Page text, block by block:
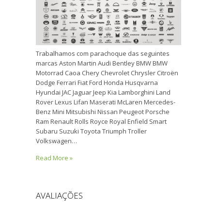
Trabalhamos com parachoque das seguintes
marcas Aston Martin Audi Bentley BMW BMW
Motorrad Caoa Chery Chevrolet Chrysler Citroën
Dodge Ferrari Fiat Ford Honda Husqvarna
Hyundai JAC Jaguar Jeep Kia Lamborghini Land
Rover Lexus Lifan Maserati McLaren Mercedes-
Benz Mini Mitsubishi Nissan Peugeot Porsche
Ram Renault Rolls Royce Royal Enfield Smart
Subaru Suzuki Toyota Triumph Troller
Volkswagen…
Read More »
AVALIAÇÕES